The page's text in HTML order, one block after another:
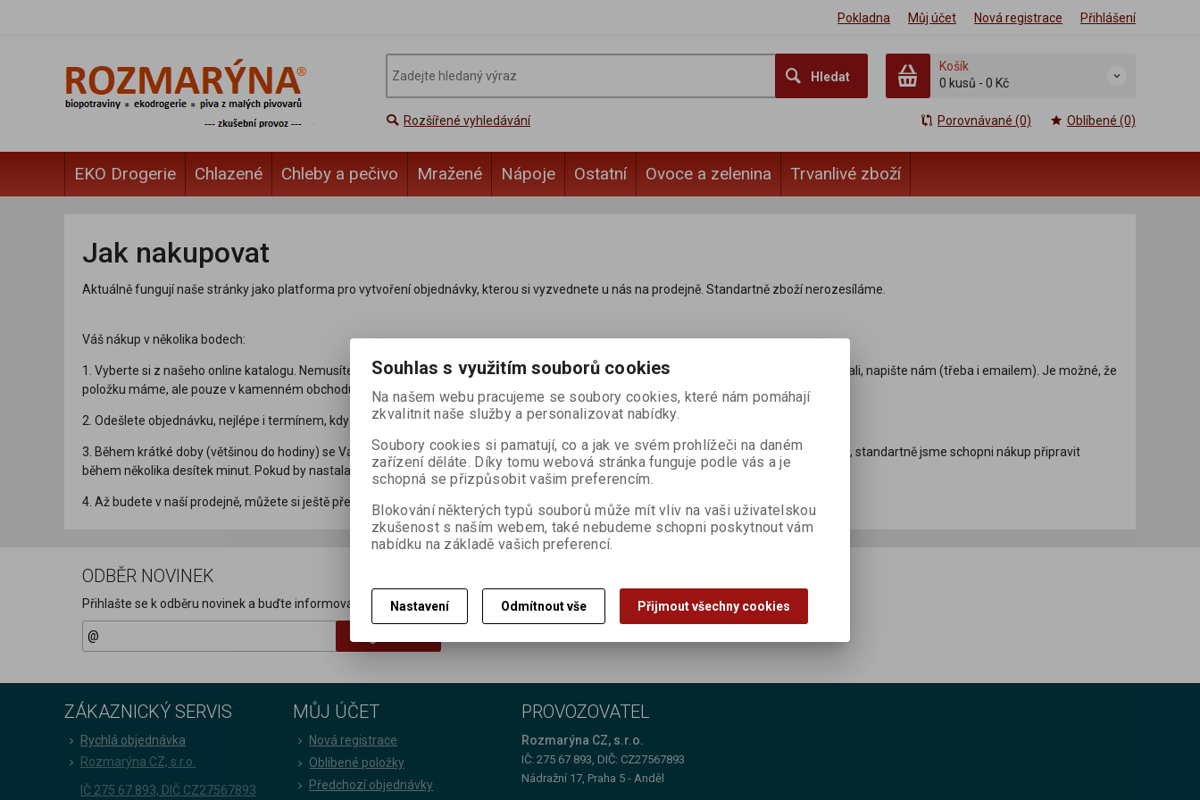
Pokladna Můj účet Nová registrace Přihlášení
Hledat
Košík
0 kusů - 0 Kč
Rozšířené vyhledávání Porovnávané (0) Oblíbené (0)
EKO Drogerie Chlazené Chleby a pečivo Mražené Nápoje Ostatní Ovoce a zelenina Trvanlivé zboží
Jak nakupovat
Aktuálně fungují naše stránky jako platforma pro vytvoření objednávky, kterou si vyzvednete u nás na prodejně. Standartně zboží nerozesíláme.
Váš nákup v několika bodech:
1. Vyberte si z našeho online katalogu. Nemusíte se bát ani polože "NA DOTAZ". Většinou je máme skladem. Pokud nenajdete co jste hledali, napište nám (třeba i emailem). Je možné, že
položku máme, ale pouze v kamenném obchodu.
2. Odešlete objednávku, nejlépe i termínem, kdy byste si chtěli pro nákup přijít. Otevřeno máme ve všedních dnech mezi 9-19. hodinou.
3. Během krátké doby (většinou do hodiny) se Vám ozveme zpšt s informacemi ohledně Vaší objednávky. Potvrdíme Vám termín převzetí, standartně jsme schopni nákup připravit
během několika desítek minut. Pokud by nastala situace, že objednaná položka není skladem, budeme Vás neprodleně informovat.
4. Až budete v naší prodejně, můžete si ještě před zaplacením zboží zkontrolovat. Zaplatit můžete hotově i kartou.
ODBĚR NOVINEK
Přihlašte se k odběru novinek a buďte informováni o novinkách, akcích a soutěžích.
ZÁKAZNICKÝ SERVIS
Rychlá objednávka
Rozmarýna CZ, s.r.o.
IČ 275 67 893, DIČ CZ27567893
MŮJ ÚČET
Nová registrace
Oblíbené položky
Předchozí objednávky
PROVOZOVATEL
Rozmarýna CZ, s.r.o.
IČ: 275 67 893, DIČ: CZ27567893
Nádražní 17, Praha 5 - Anděl
Souhlas s využitím souborů cookies
Na našem webu pracujeme se soubory cookies, které nám pomáhají
zkvalitnit naše služby a personalizovat nabídky.
Soubory cookies si pamatují, co a jak ve svém prohlížeči na daném
zařízení děláte. Díky tomu webová stránka funguje podle vás a je
schopná se přizpůsobit vašim preferencím.
Blokování některých typů souborů může mít vliv na vaši uživatelskou
zkušenost s naším webem, také nebudeme schopni poskytnout vám
nabídku na základě vašich preferencí.
Nastavení Odmítnout vše Přijmout všechny cookies